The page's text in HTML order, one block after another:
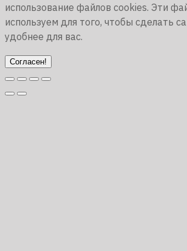
использование файлов cookies. Эти
используем для того, чтобы сделать
удобнее для вас.
Согласен!